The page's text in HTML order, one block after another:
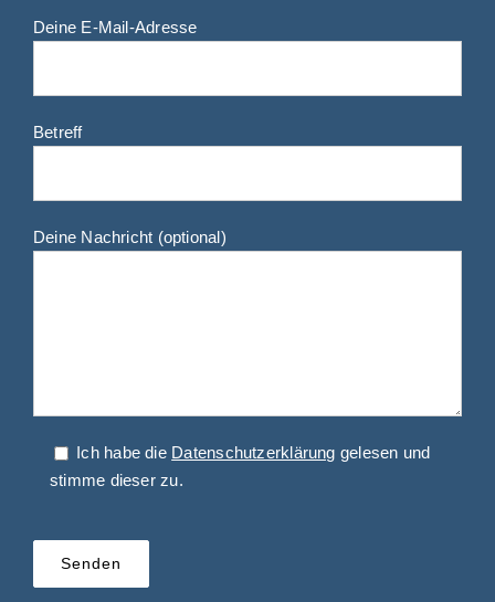
Deine E-Mail-Adresse
Betreff
Deine Nachricht (optional)
Ich habe die Datenschutzerklärung gelesen und
stimme dieser zu.
lasse
dieses